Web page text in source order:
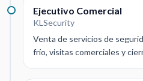
Ejecutivo Comercial
KLSecurity
Venta de servicios de
frío, visitas comerciales y